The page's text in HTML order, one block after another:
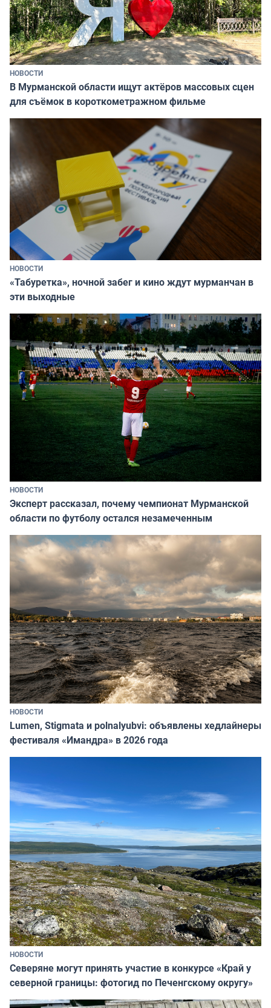
НОВОСТИ
В Мурманской области ищут актёров массовых сцен
для съёмок в короткометражном фильме
НОВОСТИ
«Табуретка», ночной забег и кино ждут мурманчан в
эти выходные
НОВОСТИ
Эксперт рассказал, почему чемпионат Мурманской
области по футболу остался незамеченным
НОВОСТИ
Lumen, Stigmata и polnalyubvi: объявлены хедлайнеры
фестиваля «Имандра» в 2026 года
НОВОСТИ
Северяне могут принять участие в конкурсе «Край у
северной границы: фотогид по Печенгскому округу»